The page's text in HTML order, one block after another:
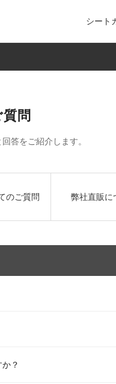
シート
問
答をご紹介します。
のご質問 弊社直販に
？